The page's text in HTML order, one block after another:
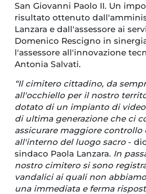
San Giovanni Paolo II. Un
risultato ottenuto
Lanzara e dall'assessore ai
Domenico Rescigno in
l'assessore all'innovazione
Antonia Salvati.
“Il cimitero cittadino, da
all'occhiello per il nostro
dotato di un impianto di
di ultima generazione che ci
assicurare maggiore controllo
all'interno del luogo sacro-
sindaco Paola Lanzara. In
nostro cimitero si sono
vandalici ai quali non
una immediata e ferma